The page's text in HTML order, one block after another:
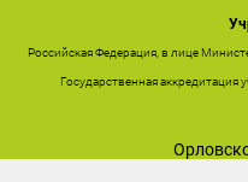
Российская Федерация, в лице
Государственная аккредитация